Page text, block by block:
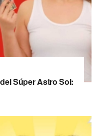
Súper Astro Sol: